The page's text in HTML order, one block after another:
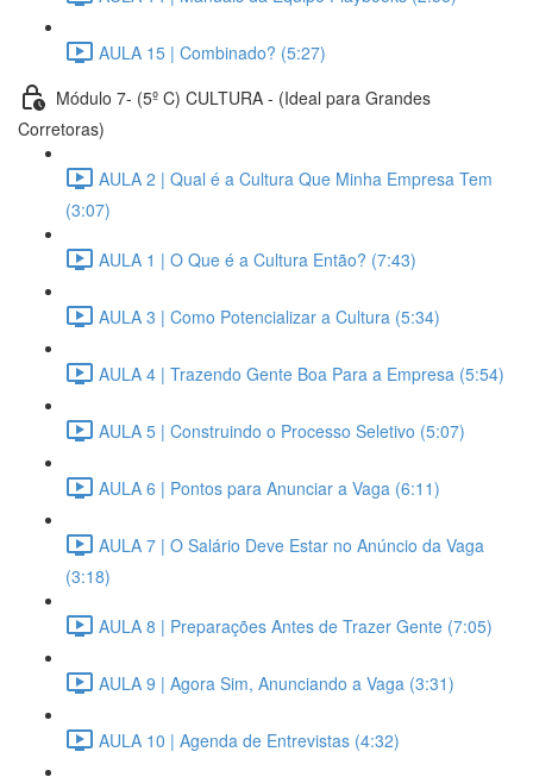
AULA 15 | Combinado? (5:27)
Módulo 7- (5º C) CULTURA - (Ideal para Grandes
Corretoras)
AULA 2 | Qual é a Cultura Que Minha Empresa Tem
(3:07)
AULA 1 | O Que é a Cultura Então? (7:43)
AULA 3 | Como Potencializar a Cultura (5:34)
AULA 4 | Trazendo Gente Boa Para a Empresa (5:54)
AULA 5 | Construindo o Processo Seletivo (5:07)
AULA 6 | Pontos para Anunciar a Vaga (6:11)
AULA 7 | O Salário Deve Estar no Anúncio da Vaga
(3:18)
AULA 8 | Preparações Antes de Trazer Gente (7:05)
AULA 9 | Agora Sim, Anunciando a Vaga (3:31)
AULA 10 | Agenda de Entrevistas (4:32)